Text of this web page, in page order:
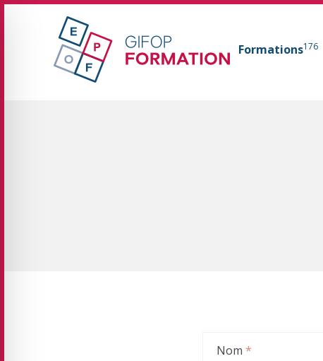
GIFOP Formation Centre de formation continue à
Formations176
Nom *